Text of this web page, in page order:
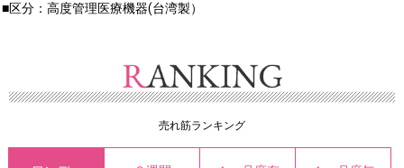
■区分：高度管理医療機器(台湾製）
売れ筋ランキング